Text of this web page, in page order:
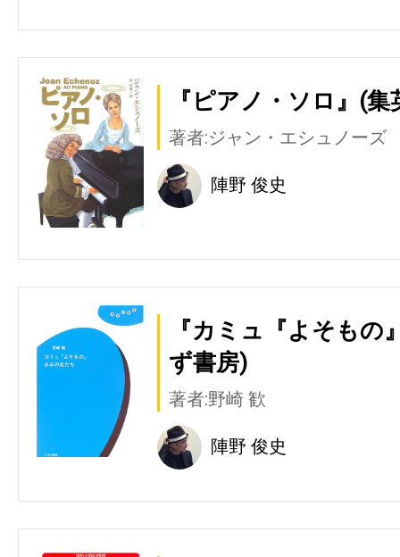
『ピアノ・ソロ』(集
著者:ジャン・エシュノーズ
陣野 俊史
『カミュ『よそも
ず書房)
著者:野崎 歓
陣野 俊史